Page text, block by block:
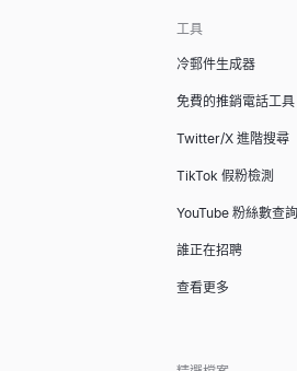
時生成制勝的銷售簡報大綱。在幾秒鐘
工具
冷郵件生成器
免費的推銷電話工具
Twitter/X 進階搜尋
TikTok 假粉檢測
YouTube 粉絲數查詢
誰正在招聘
查看更多